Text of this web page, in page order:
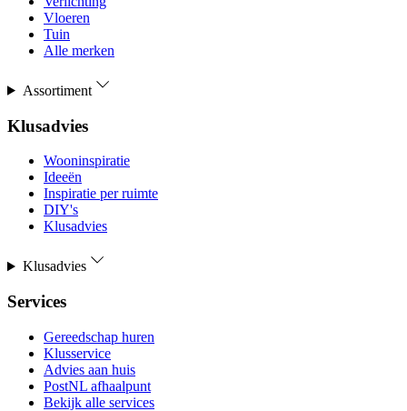
Vloeren
Tuin
Alle merken
Assortiment
Klusadvies
Wooninspiratie
Ideeën
Inspiratie per ruimte
DIY's
Klusadvies
Klusadvies
Services
Gereedschap huren
Klusservice
Advies aan huis
PostNL afhaalpunt
Bekijk alle services